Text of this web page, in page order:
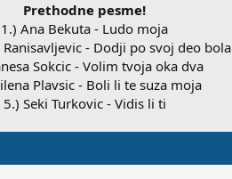
Prethodne pesme!
1.) Ana Bekuta - Ludo moja
Ranisavljevic - Dodji po svoj deo bola
Sokcic - Volim tvoja oka dva
Plavsic - Boli li te suza moja
5.) Seki Turkovic - Vidis li ti